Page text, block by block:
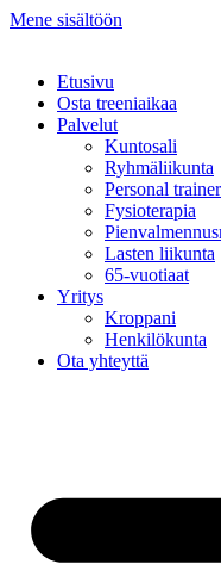
Mene sisältöön
Etusivu
Osta treeniaikaa
Palvelut
Kuntosali
Ryhmäliikunta
Personal trainer
Fysioterapia
Lasten liikunta
65-vuotiaat
Yritys
Kroppani
Henkilökunta
Ota yhteyttä